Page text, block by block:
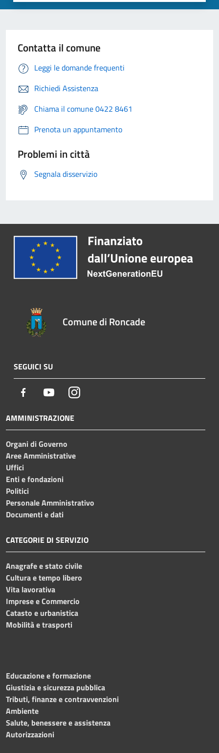
Contatta il comune
Leggi le domande frequenti
Richiedi Assistenza
Chiama il comune 0422 8461
Prenota un appuntamento
Problemi in città
Segnala disservizio
Comune di Roncade
SEGUICI SU
Facebook YoutubeInstagram
AMMINISTRAZIONE
Organi di Governo
Aree Amministrative
Uffici
Enti e fondazioni
Politici
Personale Amministrativo
Documenti e dati
CATEGORIE DI SERVIZIO
Anagrafe e stato civile
Cultura e tempo libero
Vita lavorativa
Imprese e Commercio
Catasto e urbanistica
Mobilità e trasporti
Educazione e formazione
Giustizia e sicurezza pubblica
Tributi, finanze e contravvenzioni
Ambiente
Salute, benessere e assistenza
Autorizzazioni